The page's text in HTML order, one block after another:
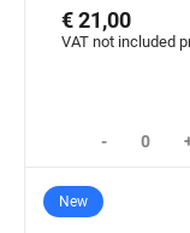
€ 21,00
VAT not included
-
New